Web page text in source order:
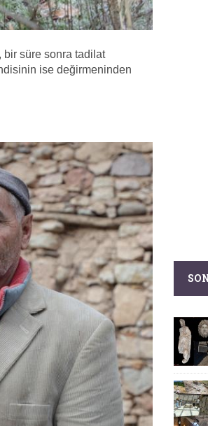
bir süre sonra tadilat
ise değirmeninden